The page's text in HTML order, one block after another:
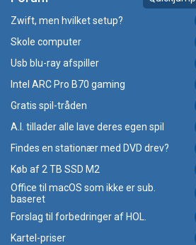
Zwift, men hvilket setup?
Skole computer
Usb blu-ray afspiller
Intel ARC Pro B70 gaming
Gratis spil-tråden
A.I. tillader alle lave deres egen spil
Findes en stationær med DVD drev?
Køb af 2 TB SSD M2
Office til macOS som ikke er sub.
baseret
Forslag til forbedringer af HOL.
Kartel-priser